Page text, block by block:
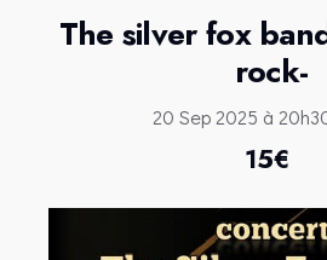
The silver fox
rock-
20 Sep 2025 à
15€